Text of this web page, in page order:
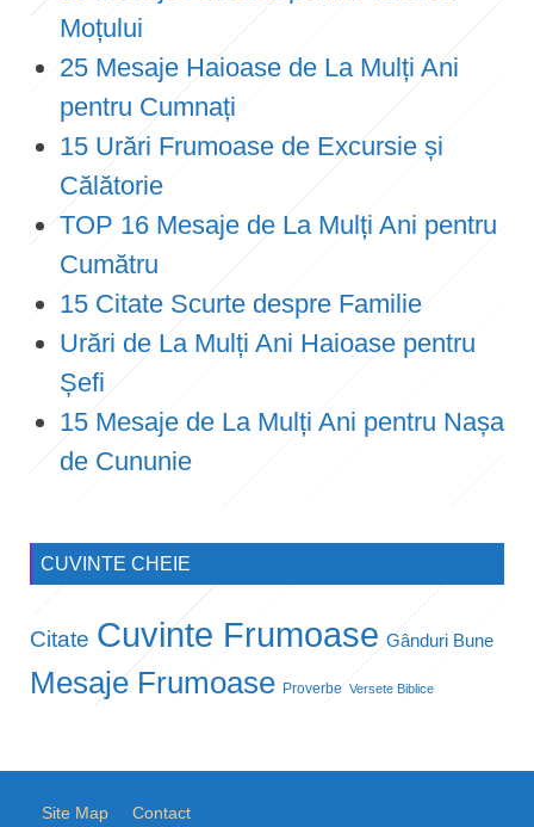
Moțului
25 Mesaje Haioase de La Mulți Ani
pentru Cumnați
15 Urări Frumoase de Excursie și
Călătorie
TOP 16 Mesaje de La Mulți Ani pentru
Cumătru
15 Citate Scurte despre Familie
Urări de La Mulți Ani Haioase pentru
Șefi
15 Mesaje de La Mulți Ani pentru Nașa
de Cununie
CUVINTE CHEIE
Citate Cuvinte Frumoase Gânduri Bune
Mesaje Frumoase Proverbe Versete Biblice
Site Map Contact